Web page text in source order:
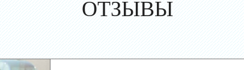
ОТЗЫВЫ